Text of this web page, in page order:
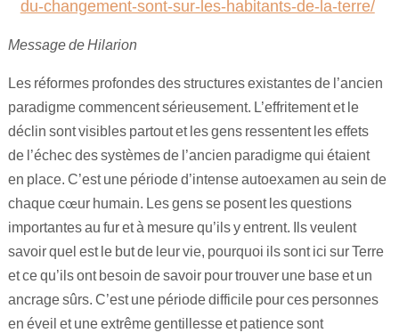
Invocation à la flamme de guérison !
du-changement-sont-sur-les-habitants-de-la-terre/
Message de Hilarion
Les réformes profondes des structures existantes de l’ancien
paradigme commencent sérieusement. L’effritement et le
déclin sont visibles partout et les gens ressentent les effets
de l’échec des systèmes de l’ancien paradigme qui étaient
en place. C’est une période d’intense autoexamen au sein de
chaque cœur humain. Les gens se posent les questions
importantes au fur et à mesure qu’ils y entrent. Ils veulent
savoir quel est le but de leur vie, pourquoi ils sont ici sur Terre
et ce qu’ils ont besoin de savoir pour trouver une base et un
ancrage sûrs. C’est une période difficile pour ces personnes
en éveil et une extrême gentillesse et patience sont